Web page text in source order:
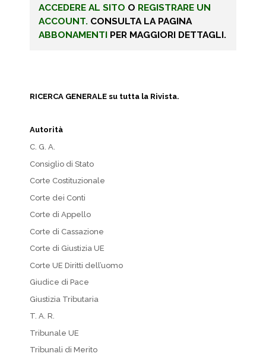
ACCEDERE AL SITO O REGISTRARE UN
ACCOUNT. CONSULTA LA PAGINA
ABBONAMENTI PER MAGGIORI DETTAGLI.
RICERCA GENERALE su tutta la Rivista.
Autorità
C. G. A.
Consiglio di Stato
Corte Costituzionale
Corte dei Conti
Corte di Appello
Corte di Cassazione
Corte di Giustizia UE
Corte UE Diritti dell’uomo
Giudice di Pace
Giustizia Tributaria
T. A. R.
Tribunale UE
Tribunali di Merito